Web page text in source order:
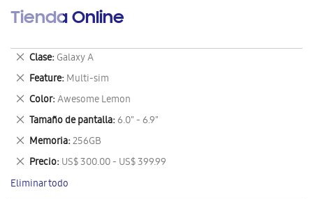
Tienda Online
Clase Galaxy A
Eliminar
este
artículo
Feature Multi-sim
Eliminar
este
artículo
Color Awesome Lemon
Eliminar
este
artículo
Tamaño de pantalla 6.0" - 6.9"
Eliminar
este
artículo
Memoria 256GB
Eliminar
este
artículo
Precio US$ 300.00 - US$ 399.99
Eliminar
este
artículo
Eliminar todo